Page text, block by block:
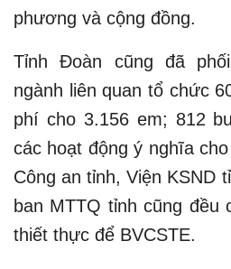
phương và cộng đồng.
Tỉnh Đoàn cũng đã
ngành liên quan tổ chức
phí cho 3.156 em; 812
các hoạt động ý nghĩa
Công an tỉnh, Viện KSND
ban MTTQ tỉnh cũng đều
thiết thực để BVCSTE.